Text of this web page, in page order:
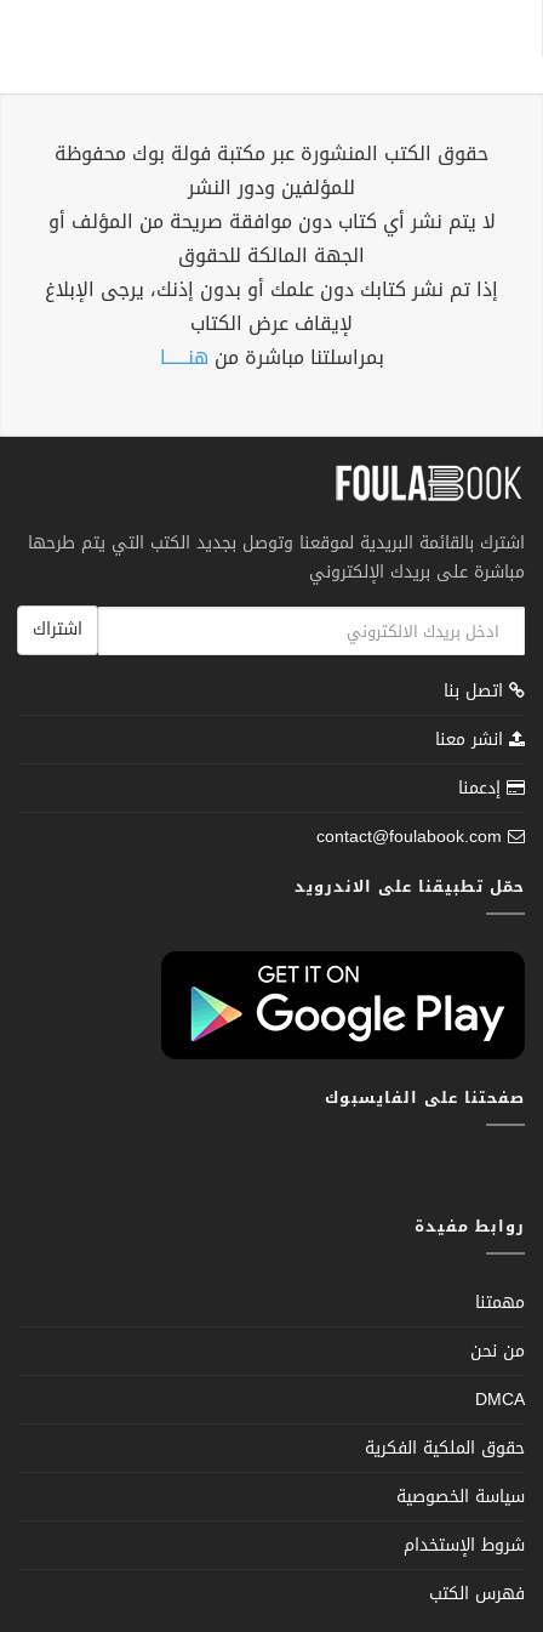
حقوق الكتب المنشورة عبر مكتبة فولة بوك محفوظة
للمؤلفين ودور النشر
لا يتم نشر أي كتاب دون موافقة صريحة من المؤلف أو
الجهة المالكة للحقوق
إذا تم نشر كتابك دون علمك أو بدون إذنك، يرجى الإبلاغ
لإيقاف عرض الكتاب
بمراسلتنا مباشرة من هنــــــا
اشترك بالقائمة البريدية لموقعنا وتوصل بجديد الكتب التي يتم طرحها
مباشرة على بريدك الإلكتروني
اشتراك
اتصل بنا
انشر معنا
إدعمنا
contact@foulabook.com
حمّل تطبيقنا على الاندرويد
صفحتنا على الفايسبوك
روابط مفيدة
مهمتنا
من نحن
DMCA
حقوق الملكية الفكرية
سياسة الخصوصية
شروط الإستخدام
فهرس الكتب